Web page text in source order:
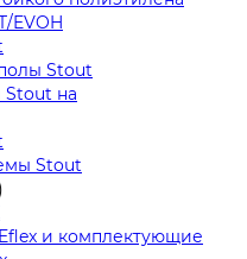
EVOH
Stout
Stout на
Stout
и комплектующие